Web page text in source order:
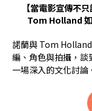
【當電影宣傳
Tom Holland
諾蘭與 Tom
編、角色與拍攝，
一場深入的文化討論